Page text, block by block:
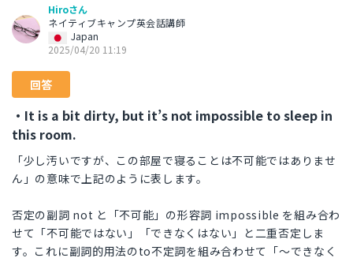
Hiroさん
ネイティブキャンプ英会話講師
Japan
2025/04/20 11:19
回答
・It is a bit dirty, but it’s not impossible to sleep in
this room.
「少し汚いですが、この部屋で寝ることは不可能ではありませ
ん」の意味で上記のように表します。
否定の副詞 not と「不可能」の形容詞 impossible を組み合わ
せて「不可能ではない」「できなくはない」と二重否定しま
す。これに副詞的用法のto不定詞を組み合わせて「～できなく